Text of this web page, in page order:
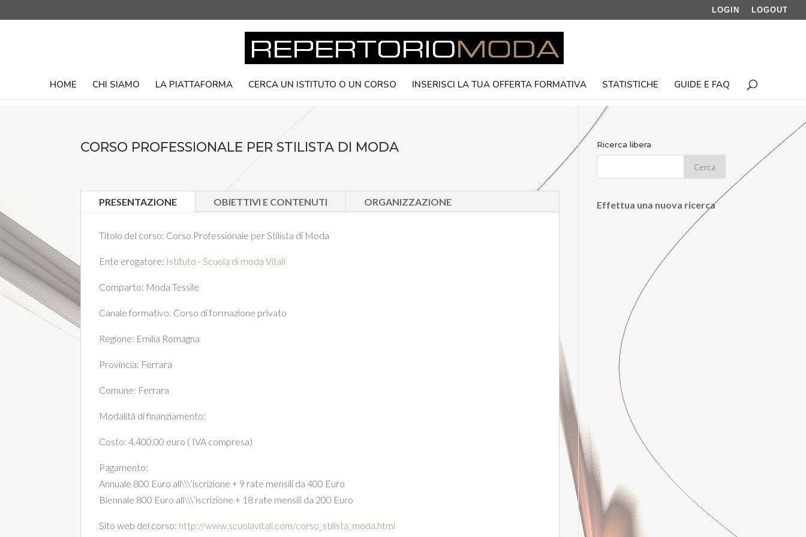
LOGIN LOGOUT
HOME CHI SIAMO LA PIATTAFORMA CERCA UN ISTITUTO O UN CORSO INSERISCI LA TUA OFFERTA FORMATIVA STATISTICHE GUIDE E FAQ
CORSO PROFESSIONALE PER STILISTA DI MODA
PRESENTAZIONE OBIETTIVI E CONTENUTI ORGANIZZAZIONE
Titolo del corso: Corso Professionale per Stilista di Moda
Ente erogatore: Istituto - Scuola di moda Vitali
Comparto: Moda Tessile
Canale formativo: Corso di formazione privato
Regione: Emilia Romagna
Provincia: Ferrara
Comune: Ferrara
Modalità di finanziamento:
Costo: 4.400,00 euro ( IVA compresa)
Pagamento:
Annuale 800 Euro all\\\’iscrizione + 9 rate mensili da 400 Euro
Biennale 800 Euro all\\\’iscrizione + 18 rate mensili da 200 Euro
Sito web del corso: http://www.scuolavitali.com/corso_stilista_moda.html
Ricerca libera
Effettua una nuova ricerca